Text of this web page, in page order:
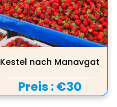
Kestel nach Manavgat
Preis :€30